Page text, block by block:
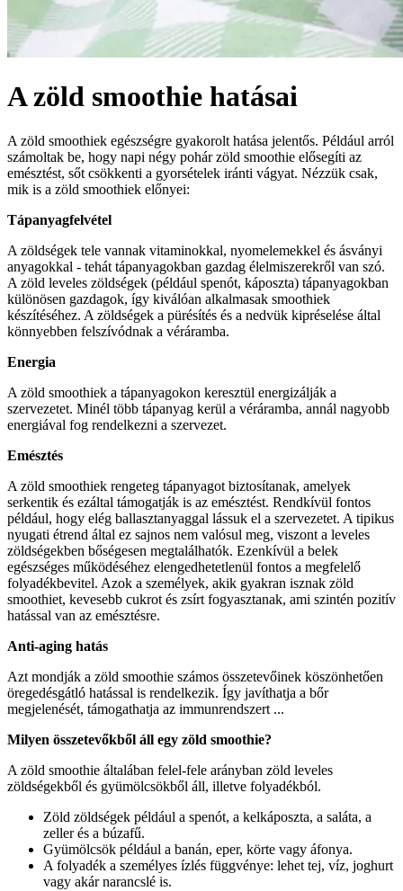
A zöld smoothie hatásai
A zöld smoothiek egészségre gyakorolt ​​hatása jelentős. Például arról
számoltak be, hogy napi négy pohár zöld smoothie elősegíti az
emésztést, sőt csökkenti a gyorsételek iránti vágyat. Nézzük csak,
mik is a zöld smoothiek előnyei:
Tápanyagfelvétel
A zöldségek tele vannak vitaminokkal, nyomelemekkel és ásványi
anyagokkal - tehát tápanyagokban gazdag élelmiszerekről van szó.
A zöld leveles zöldségek (például spenót, káposzta) tápanyagokban
különösen gazdagok, így kiválóan alkalmasak smoothiek
készítéséhez. A zöldségek a pürésítés és a nedvük kipréselése által
könnyebben felszívódnak a véráramba.
Energia
A zöld smoothiek a tápanyagokon keresztül energizálják a
szervezetet. Minél több tápanyag kerül a véráramba, annál nagyobb
energiával fog rendelkezni a szervezet.
Emésztés
A zöld smoothiek rengeteg tápanyagot biztosítanak, amelyek
serkentik és ezáltal támogatják is az emésztést. Rendkívül fontos
például, hogy elég ballasztanyaggal lássuk el a szervezetet. A tipikus
nyugati étrend által ez sajnos nem valósul meg, viszont a leveles
zöldségekben bőségesen megtalálhatók. Ezenkívül a belek
egészséges működéséhez elengedhetetlenül fontos a megfelelő
folyadékbevitel. Azok a személyek, akik gyakran isznak zöld
smoothiet, kevesebb cukrot és zsírt fogyasztanak, ami szintén pozitív
hatással van az emésztésre.
Anti-aging hatás
Azt mondják a zöld smoothie számos összetevőinek köszönhetően
öregedésgátló hatással is rendelkezik. Így javíthatja a bőr
megjelenését, támogathatja az immunrendszert ...
Milyen összetevőkből áll egy zöld smoothie?
A zöld smoothie általában felel-fele arányban zöld leveles
zöldségekből és gyümölcsökből áll, illetve folyadékból.
Zöld zöldségek például a spenót, a kelkáposzta, a saláta, a
zeller és a búzafű.
Gyümölcsök például a banán, eper, körte vagy áfonya.
A folyadék a személyes ízlés függvénye: lehet tej, víz, joghurt
vagy akár narancslé is.